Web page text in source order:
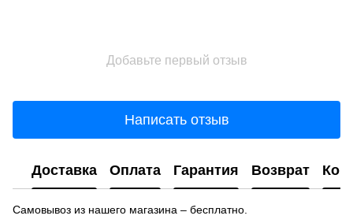
Добавьте первый отзыв
Написать отзыв
Доставка Оплата Гарантия Возврат
Самовывоз из нашего магазина – бесплатно.